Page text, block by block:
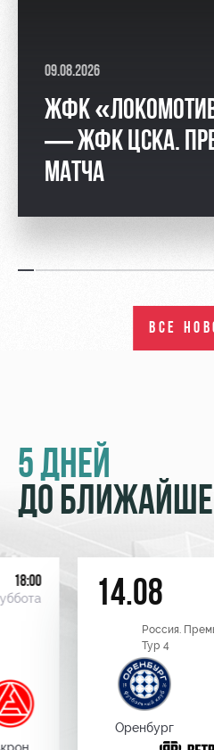
09.08.2026
ЖФК
— ЖФК ЦСКА.
МАТЧА
ВСЕ
5 ДНЕЙ
ДО
18:00 14.08
Россия.
Тур 4
Оренбург